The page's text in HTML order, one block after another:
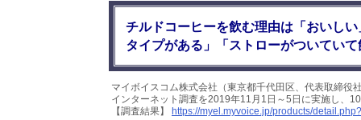
チルドコーヒーを飲む理由は「おいし
タイプがある」「ストローがついてい
マイボイスコム株式会社（東京都千代田区、代表取締
インターネット調査を2019年11月1日～5日に実施し、
【調査結果】
https://myel.myvoice.jp/products/